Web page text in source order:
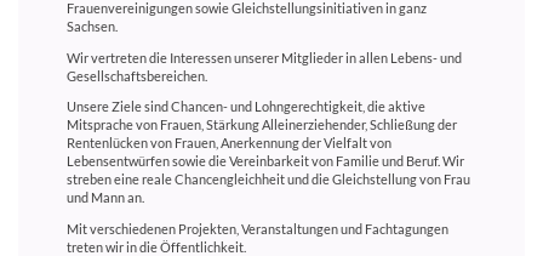
Frauenvereinigungen sowie Gleichstellungsinitiativen in ganz
Sachsen.
Wir vertreten die Interessen unserer Mitglieder in allen Lebens- und
Gesellschaftsbereichen.
Unsere Ziele sind Chancen- und Lohngerechtigkeit, die aktive
Mitsprache von Frauen, Stärkung Alleinerziehender, Schließung der
Rentenlücken von Frauen, Anerkennung der Vielfalt von
Lebensentwürfen sowie die Vereinbarkeit von Familie und Beruf. Wir
streben eine reale Chancengleichheit und die Gleichstellung von Frau
und Mann an.
Mit verschiedenen Projekten, Veranstaltungen und Fachtagungen
treten wir in die Öffentlichkeit.